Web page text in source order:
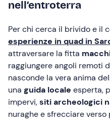
nell’entroterra
Per chi cerca il brivido e il
esperienze in quad in
attraversare la fitta
raggiungere angoli remoti
nasconde la vera anima
una guida locale esperta,
impervi,siti archeologici
nuraghe e sfrecciare verso